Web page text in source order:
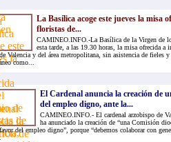
La Basílica acoge este jueves la misa
floristas de...
CAMINEO.INFO.-La Basílica de la Virgen de
esta tarde, a las 19.30 horas, la misa ofrecida a
Valencia y del área metropolitana, sin asistencia de fieles
como...
El Cardenal anuncia la creación de
del empleo digno, ante la...
CAMINEO.INFO.- El cardenal arzobispo de
ha anunciado la creación de “una Comisión
del empleo digno”, porque “debemos colaborar con